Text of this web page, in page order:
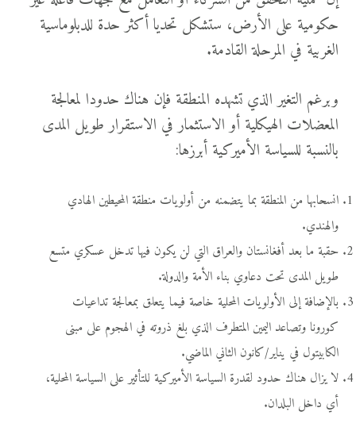
حكومية على الأرض، ستشكل تحديا أكثر حدة للدبلوماسية
الغربية في المرحلة القادمة.
وبرغم التغير الذي تشهده المنطقة فإن هناك حدودا لمعالجة
المعضلات الهيكلية أو الاستثمار في الاستقرار طويل المدى
بالنسبة للسياسة الأميركية أبرزها:
انسحابها من المنطقة بما يتضمنه من أولويات منطقة المحيطين الهادي
والهندي.
حقبة ما بعد أفغانستان والعراق التي لن يكون فيها تدخل عسكري متسع
طويل المدى تحت دعاوي بناء الأمة والدولة.
بالإضافة إلى الأولويات المحلية خاصة فيما يتعلق بمعالجة تداعيات
كورونا وتصاعد اليمين المتطرف الذي بلغ ذروته في الهجوم على مبنى
الكابيتول في يناير/كانون الثاني الماضي.
لا يزال هناك حدود لقدرة السياسة الأميركية للتأثير على السياسة المحلية،
أي داخل البلدان.